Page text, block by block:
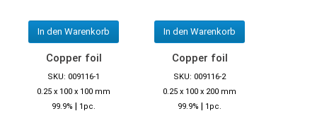
In den Warenkorb In den Warenkorb
Copper foil
SKU: 009116-1
0.25 x 100 x 100 mm
99.9% | 1pc.
Copper foil
SKU: 009116-2
0.25 x 100 x 200 mm
99.9% | 1pc.